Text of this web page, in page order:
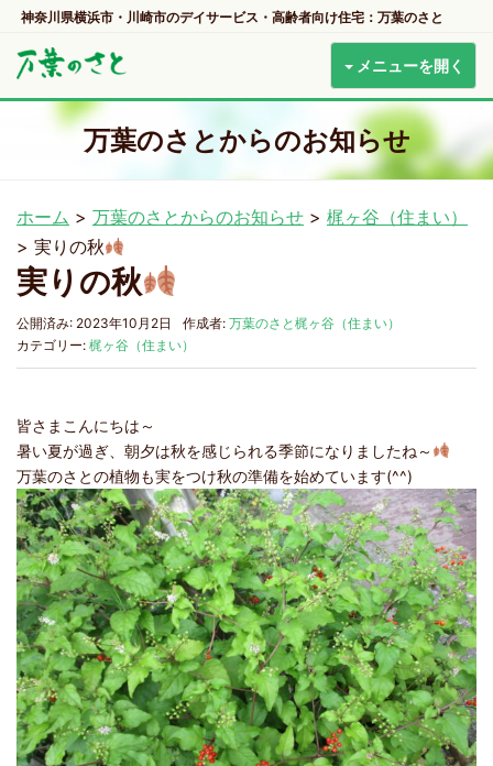
神奈川県横浜市・川崎市のデイサービス・高齢者向け住宅：万葉のさと
メニューを開く
万葉のさとからのお知らせ
ホーム > 万葉のさとからのお知らせ > 梶ヶ谷（住まい）
> 実りの秋
実りの秋
公開済み: 2023年10月2日 作成者: 万葉のさと梶ヶ谷（住まい）
カテゴリー: 梶ヶ谷（住まい）
皆さまこんにちは～
暑い夏が過ぎ、朝夕は秋を感じられる季節になりましたね～
万葉のさとの植物も実をつけ秋の準備を始めています(^^)